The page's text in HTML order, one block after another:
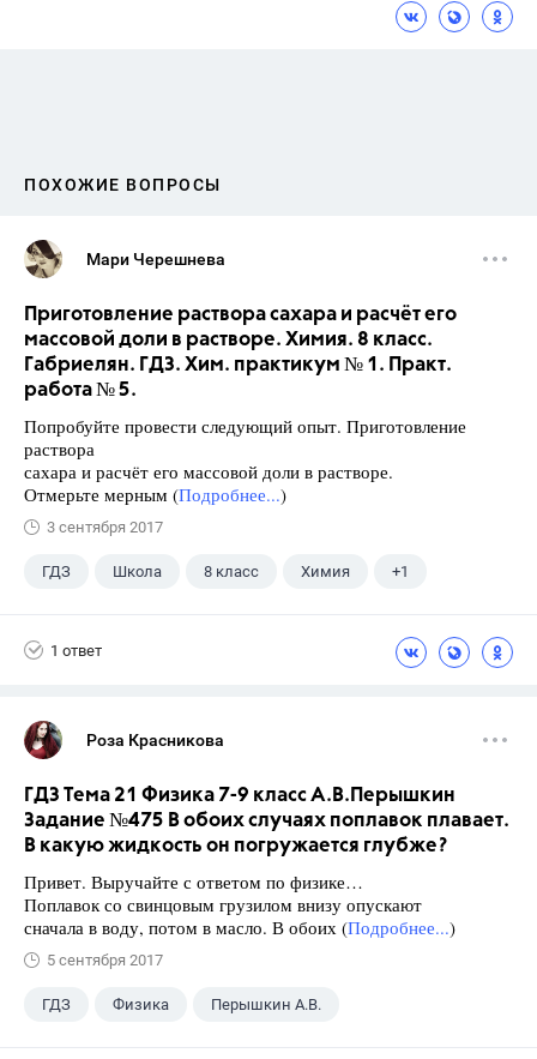
ПОХОЖИЕ ВОПРОСЫ
Мари Черешнева
Приготовление раствора сахара и расчёт его
массовой доли в растворе. Химия. 8 класс.
Габриелян. ГДЗ. Хим. практикум № 1. Практ.
работа № 5.
Попробуйте провести следующий опыт. Приготовление
раствора
сахара и расчёт его массовой доли в растворе.
Отмерьте мерным (Подробнее...)
3 сентября 2017
ГДЗ Школа 8 класс Химия +1
1 ответ
Роза Красникова
ГДЗ Тема 21 Физика 7-9 класс А.В.Перышкин
Задание №475 В обоих случаях поплавок плавает.
В какую жидкость он погружается глубже?
Привет. Выручайте с ответом по физике…
Поплавок со свинцовым грузилом внизу опускают
сначала в воду, потом в масло. В обоих (Подробнее...)
5 сентября 2017
ГДЗ Физика Перышкин А.В.